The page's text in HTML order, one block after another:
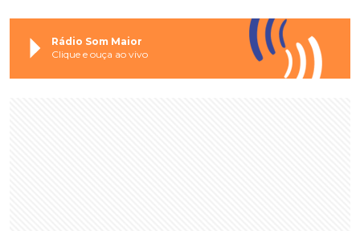
Rádio Som Maior
Clique e ouça ao vivo